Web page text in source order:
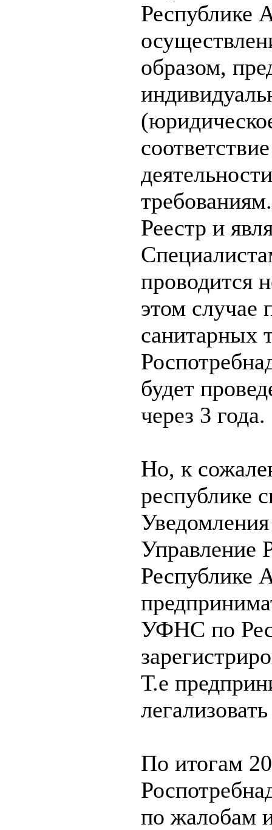
Республике
образом,
Реестр и
проводится
этом случае
санитарных
будет
через 3 года.
Но, к
республике
Управление
Республике
УФНС по
Т.е
По итогам
по жалобам